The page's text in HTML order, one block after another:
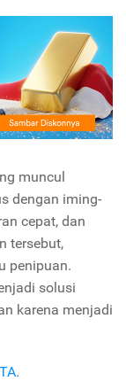
muncul
dengan iming-
cepat, dan
tersebut,
penipuan.
solusi
karena menjadi
.